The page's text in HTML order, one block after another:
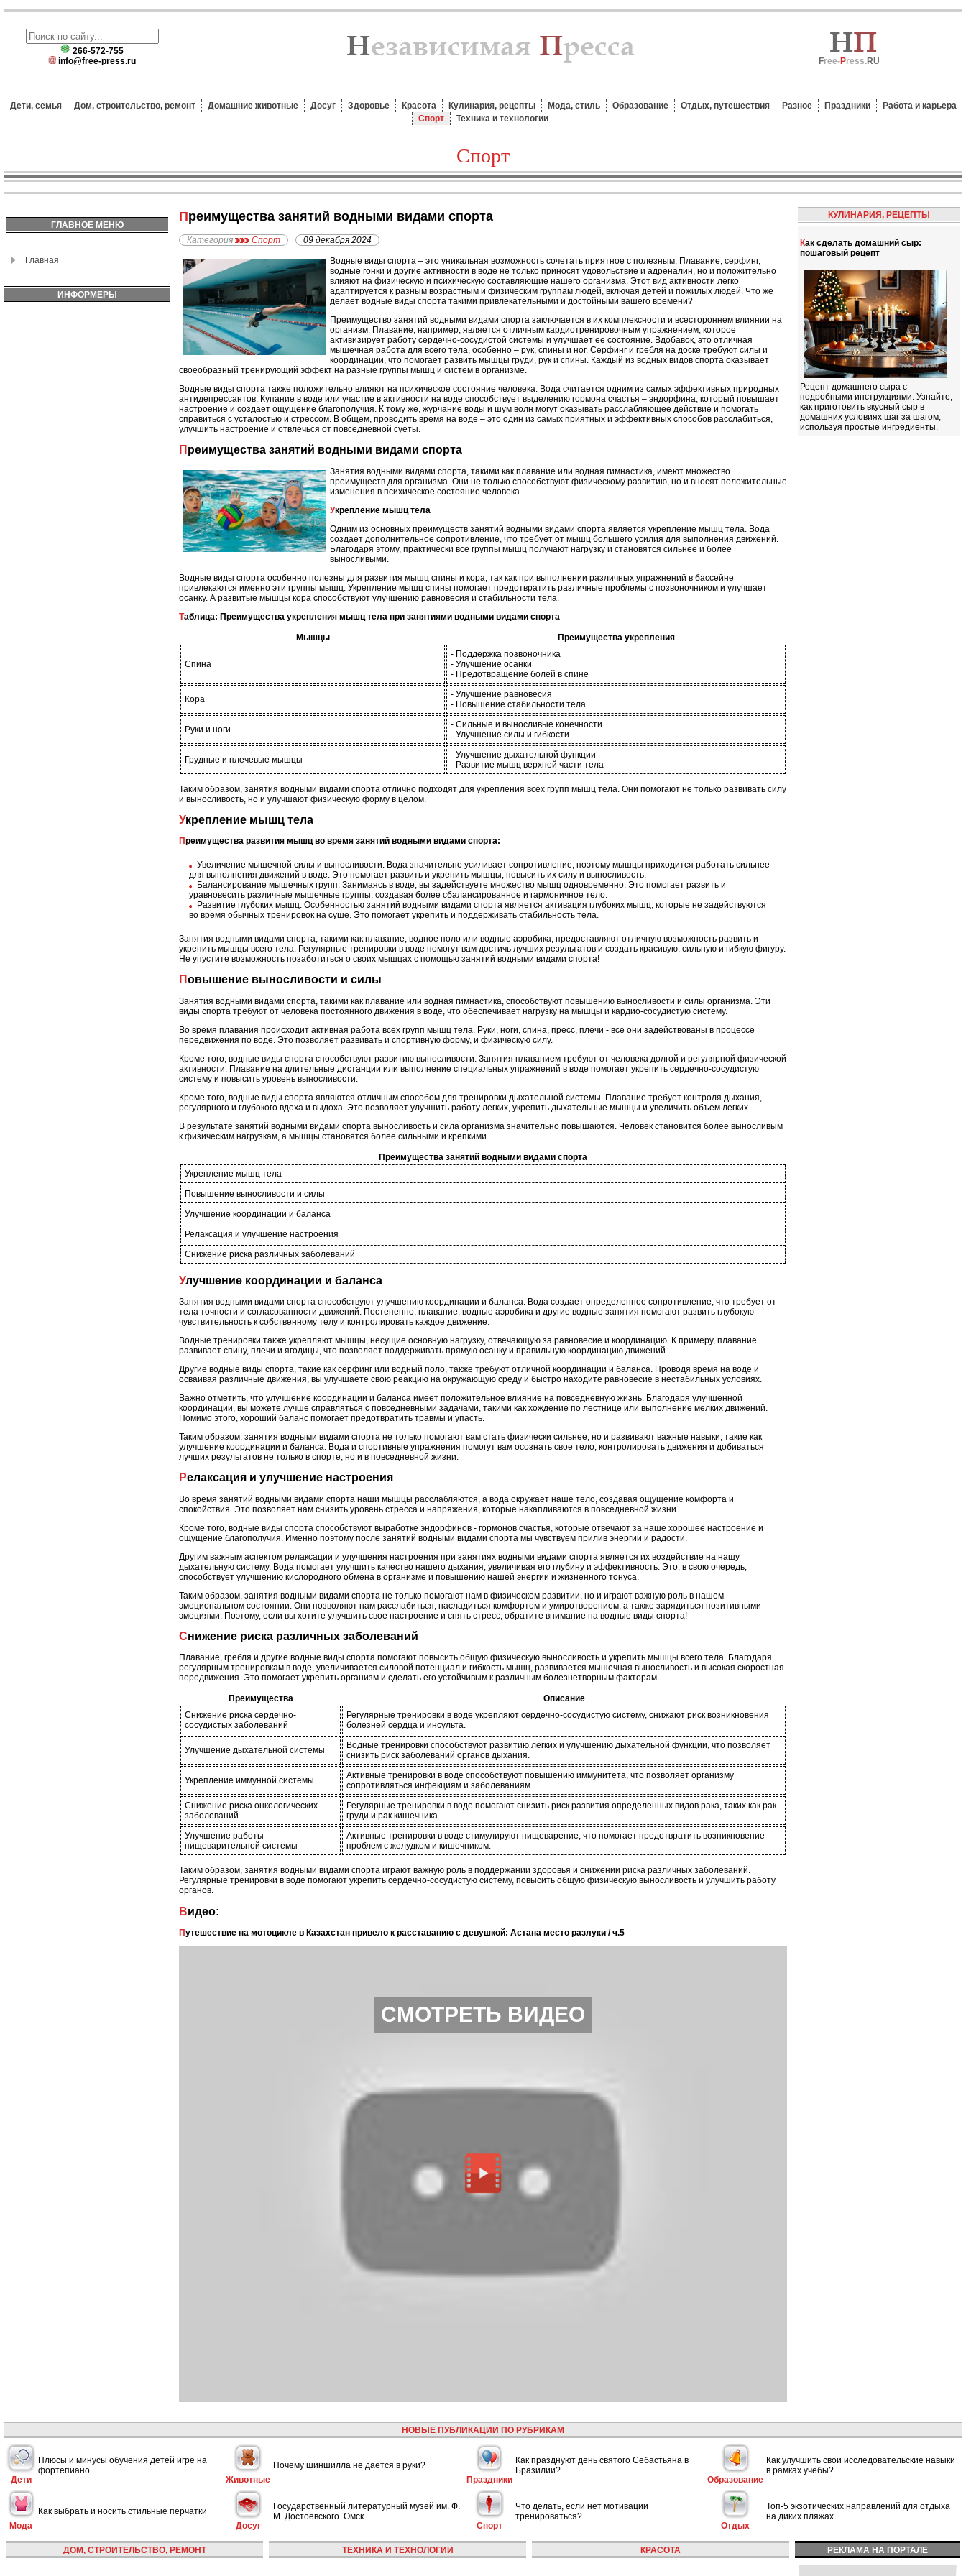
266-572-755
info@free-press.ru
Free-Press.RU
Дети, семья Дом, строительство, ремонт Домашние животные Досуг Здоровье Красота Кулинария, рецепты Мода, стиль Образование Отдых, путешествия Разное Праздники
Работа и карьера
Спорт
Техника и технологии
Спорт
ГЛАВНОЕ МЕНЮ
Главная
ИНФОРМЕРЫ
Преимущества занятий водными видами спорта
Категория Спорт 09 декабря 2024
Водные виды спорта – это уникальная возможность сочетать приятное с полезным. Плавание, серфинг,
водные гонки и другие активности в воде не только приносят удовольствие и адреналин, но и положительно
влияют на физическую и психическую составляющие нашего организма. Этот вид активности легко
адаптируется к разным возрастным и физическим группам людей, включая детей и пожилых людей. Что же
делает водные виды спорта такими привлекательными и достойными вашего времени?
Преимущество занятий водными видами спорта заключается в их комплексности и всестороннем влиянии на
организм. Плавание, например, является отличным кардиотренировочным упражнением, которое
активизирует работу сердечно-сосудистой системы и улучшает ее состояние. Вдобавок, это отличная
мышечная работа для всего тела, особенно – рук, спины и ног. Серфинг и гребля на доске требуют силы и
координации, что помогает развить мышцы груди, рук и спины. Каждый из водных видов спорта оказывает
своеобразный тренирующий эффект на разные группы мышц и систем в организме.
Водные виды спорта также положительно влияют на психическое состояние человека. Вода считается одним из самых эффективных природных
антидепрессантов. Купание в воде или участие в активности на воде способствует выделению гормона счастья – эндорфина, который повышает
настроение и создает ощущение благополучия. К тому же, журчание воды и шум волн могут оказывать расслабляющее действие и помогать
справиться с усталостью и стрессом. В общем, проводить время на воде – это один из самых приятных и эффективных способов расслабиться,
улучшить настроение и отвлечься от повседневной суеты.
Преимущества занятий водными видами спорта
Занятия водными видами спорта, такими как плавание или водная гимнастика, имеют множество
преимуществ для организма. Они не только способствуют физическому развитию, но и вносят положительные
изменения в психическое состояние человека.
Укрепление мышц тела
Одним из основных преимуществ занятий водными видами спорта является укрепление мышц тела. Вода
создает дополнительное сопротивление, что требует от мышц большего усилия для выполнения движений.
Благодаря этому, практически все группы мышц получают нагрузку и становятся сильнее и более
выносливыми.
Водные виды спорта особенно полезны для развития мышц спины и кора, так как при выполнении различных упражнений в бассейне
привлекаются именно эти группы мышц. Укрепление мышц спины помогает предотвратить различные проблемы с позвоночником и улучшает
осанку. А развитые мышцы кора способствуют улучшению равновесия и стабильности тела.
Таблица: Преимущества укрепления мышц тела при занятиями водными видами спорта
Мышцы Преимущества укрепления
Спина
- Поддержка позвоночника
- Улучшение осанки
- Предотвращение болей в спине
Кора
- Улучшение равновесия
- Повышение стабильности тела
Руки и ноги
- Сильные и выносливые конечности
- Улучшение силы и гибкости
Грудные и плечевые мышцы
- Улучшение дыхательной функции
- Развитие мышц верхней части тела
Таким образом, занятия водными видами спорта отлично подходят для укрепления всех групп мышц тела. Они помогают не только развивать силу
и выносливость, но и улучшают физическую форму в целом.
Укрепление мышц тела
Преимущества развития мышц во время занятий водными видами спорта:
Увеличение мышечной силы и выносливости. Вода значительно усиливает сопротивление, поэтому мышцы приходится работать сильнее
для выполнения движений в воде. Это помогает развить и укрепить мышцы, повысить их силу и выносливость.
Балансирование мышечных групп. Занимаясь в воде, вы задействуете множество мышц одновременно. Это помогает развить и
уравновесить различные мышечные группы, создавая более сбалансированное и гармоничное тело.
Развитие глубоких мышц. Особенностью занятий водными видами спорта является активация глубоких мышц, которые не задействуются
во время обычных тренировок на суше. Это помогает укрепить и поддерживать стабильность тела.
Занятия водными видами спорта, такими как плавание, водное поло или водные аэробика, предоставляют отличную возможность развить и
укрепить мышцы всего тела. Регулярные тренировки в воде помогут вам достичь лучших результатов и создать красивую, сильную и гибкую фигуру.
Не упустите возможность позаботиться о своих мышцах с помощью занятий водными видами спорта!
Повышение выносливости и силы
Занятия водными видами спорта, такими как плавание или водная гимнастика, способствуют повышению выносливости и силы организма. Эти
виды спорта требуют от человека постоянного движения в воде, что обеспечивает нагрузку на мышцы и кардио-сосудистую систему.
Во время плавания происходит активная работа всех групп мышц тела. Руки, ноги, спина, пресс, плечи - все они задействованы в процессе
передвижения по воде. Это позволяет развивать и спортивную форму, и физическую силу.
Кроме того, водные виды спорта способствуют развитию выносливости. Занятия плаванием требуют от человека долгой и регулярной физической
активности. Плавание на длительные дистанции или выполнение специальных упражнений в воде помогает укрепить сердечно-сосудистую
систему и повысить уровень выносливости.
Кроме того, водные виды спорта являются отличным способом для тренировки дыхательной системы. Плавание требует контроля дыхания,
регулярного и глубокого вдоха и выдоха. Это позволяет улучшить работу легких, укрепить дыхательные мышцы и увеличить объем легких.
В результате занятий водными видами спорта выносливость и сила организма значительно повышаются. Человек становится более выносливым
к физическим нагрузкам, а мышцы становятся более сильными и крепкими.
Преимущества занятий водными видами спорта
Укрепление мышц тела
Повышение выносливости и силы
Улучшение координации и баланса
Релаксация и улучшение настроения
Снижение риска различных заболеваний
Улучшение координации и баланса
Занятия водными видами спорта способствуют улучшению координации и баланса. Вода создает определенное сопротивление, что требует от
тела точности и согласованности движений. Постепенно, плавание, водные аэробика и другие водные занятия помогают развить глубокую
чувствительность к собственному телу и контролировать каждое движение.
Водные тренировки также укрепляют мышцы, несущие основную нагрузку, отвечающую за равновесие и координацию. К примеру, плавание
развивает спину, плечи и ягодицы, что позволяет поддерживать прямую осанку и правильную координацию движений.
Другие водные виды спорта, такие как сёрфинг или водный поло, также требуют отличной координации и баланса. Проводя время на воде и
осваивая различные движения, вы улучшаете свою реакцию на окружающую среду и быстро находите равновесие в нестабильных условиях.
Важно отметить, что улучшение координации и баланса имеет положительное влияние на повседневную жизнь. Благодаря улучшенной
координации, вы можете лучше справляться с повседневными задачами, такими как хождение по лестнице или выполнение мелких движений.
Помимо этого, хороший баланс помогает предотвратить травмы и упасть.
Таким образом, занятия водными видами спорта не только помогают вам стать физически сильнее, но и развивают важные навыки, такие как
улучшение координации и баланса. Вода и спортивные упражнения помогут вам осознать свое тело, контролировать движения и добиваться
лучших результатов не только в спорте, но и в повседневной жизни.
Релаксация и улучшение настроения
Во время занятий водными видами спорта наши мышцы расслабляются, а вода окружает наше тело, создавая ощущение комфорта и
спокойствия. Это позволяет нам снизить уровень стресса и напряжения, которые накапливаются в повседневной жизни.
Кроме того, водные виды спорта способствуют выработке эндорфинов - гормонов счастья, которые отвечают за наше хорошее настроение и
ощущение благополучия. Именно поэтому после занятий водными видами спорта мы чувствуем прилив энергии и радости.
Другим важным аспектом релаксации и улучшения настроения при занятиях водными видами спорта является их воздействие на нашу
дыхательную систему. Вода помогает улучшить качество нашего дыхания, увеличивая его глубину и эффективность. Это, в свою очередь,
способствует улучшению кислородного обмена в организме и повышению нашей энергии и жизненного тонуса.
Таким образом, занятия водными видами спорта не только помогают нам в физическом развитии, но и играют важную роль в нашем
эмоциональном состоянии. Они позволяют нам расслабиться, насладиться комфортом и умиротворением, а также зарядиться позитивными
эмоциями. Поэтому, если вы хотите улучшить свое настроение и снять стресс, обратите внимание на водные виды спорта!
Снижение риска различных заболеваний
Плавание, гребля и другие водные виды спорта помогают повысить общую физическую выносливость и укрепить мышцы всего тела. Благодаря
регулярным тренировкам в воде, увеличивается силовой потенциал и гибкость мышц, развивается мышечная выносливость и высокая скоростная
передвижения. Это помогает укрепить организм и сделать его устойчивым к различным болезнетворным факторам.
Преимущества
Описание
Снижение риска сердечно-
сосудистых заболеваний
Регулярные тренировки в воде укрепляют сердечно-сосудистую систему, снижают риск возникновения
болезней сердца и инсульта.
Улучшение дыхательной системы
Водные тренировки способствуют развитию легких и улучшению дыхательной функции, что позволяет
снизить риск заболеваний органов дыхания.
Укрепление иммунной системы
Активные тренировки в воде способствуют повышению иммунитета, что позволяет организму
сопротивляться инфекциям и заболеваниям.
Снижение риска онкологических
заболеваний
Регулярные тренировки в воде помогают снизить риск развития определенных видов рака, таких как рак
груди и рак кишечника.
Улучшение работы
пищеварительной системы
Активные тренировки в воде стимулируют пищеварение, что помогает предотвратить возникновение
проблем с желудком и кишечником.
Таким образом, занятия водными видами спорта играют важную роль в поддержании здоровья и снижении риска различных заболеваний.
Регулярные тренировки в воде помогают укрепить сердечно-сосудистую систему, повысить общую физическую выносливость и улучшить работу
органов.
Видео:
Путешествие на мотоцикле в Казахстан привело к расставанию с девушкой: Астана место разлуки / ч.5
СМОТРЕТЬ ВИДЕО
КУЛИНАРИЯ, РЕЦЕПТЫ
Как сделать домашний сыр:
пошаговый рецепт
Рецепт домашнего сыра с
подробными инструкциями. Узнайте,
как приготовить вкусный сыр в
домашних условиях шаг за шагом,
используя простые ингредиенты.
НОВЫЕ ПУБЛИКАЦИИ ПО РУБРИКАМ
Дети
Плюсы и минусы обучения детей игре на
фортепиано
Животные
Почему шиншилла не даётся в руки?
Праздники
Как празднуют день святого Себастьяна в
Бразилии?
Образование
Как улучшить свои исследовательские навыки
в рамках учёбы?
Мода
Как выбрать и носить стильные перчатки
Досуг
Государственный литературный музей им. Ф.
М. Достоевского. Омск
Спорт
Что делать, если нет мотивации
тренироваться?
Отдых
Топ-5 экзотических направлений для отдыха
на диких пляжах
ДОМ, СТРОИТЕЛЬСТВО, РЕМОНТ ТЕХНИКА И ТЕХНОЛОГИИ КРАСОТА РЕКЛАМА НА ПОРТАЛЕ